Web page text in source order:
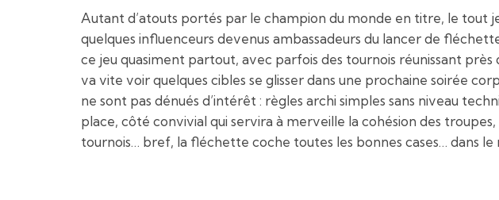
Autant d’atouts portés par le champion du monde en titre, le tout
quelques influenceurs devenus ambassadeurs du lancer de
ce jeu quasiment partout, avec parfois des tournois réunissant
va vite voir quelques cibles se glisser dans une prochaine soirée
ne sont pas dénués d’intérêt : règles archi simples sans niveau
place, côté convivial qui servira à merveille la cohésion des
tournois… bref, la fléchette coche toutes les bonnes cases… dans le